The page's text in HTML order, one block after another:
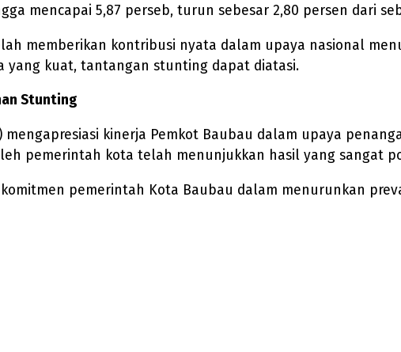
mencapai 5,87 perseb, turun sebesar 2,80 persen dari
memberikan kontribusi nyata dalam upaya nasional
yang kuat, tantangan stunting dapat diatasi.
Stunting
mengapresiasi kinerja Pemkot Baubau dalam upaya
pemerintah kota telah menunjukkan hasil yang sangat
pemerintah Kota Baubau dalam menurunkan